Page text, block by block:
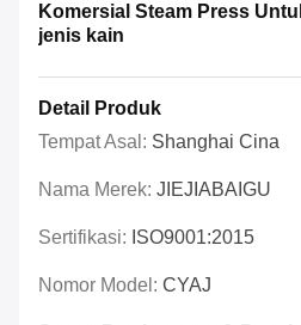
Komersial Steam Press
jenis kain
Detail Produk
Tempat Asal: Shanghai Cina
Nama Merek: JIEJIABAIGU
Sertifikasi: ISO9001:2015
Nomor Model: CYAJ